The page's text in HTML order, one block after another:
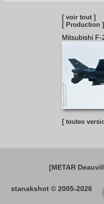
[ voir tout ]
[ Production ]
Mitsubishi F-
[ toutes
[METAR
stanakshot © 2005-2026